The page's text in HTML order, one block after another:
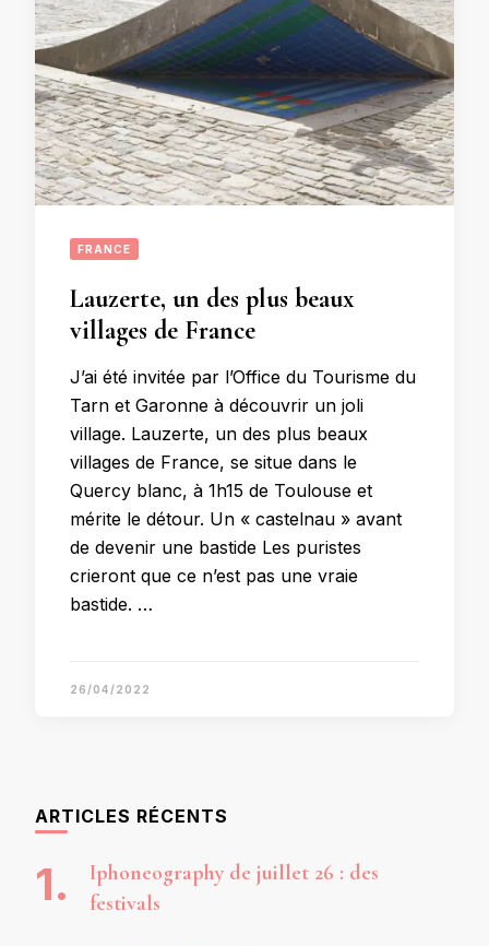
FRANCE
Lauzerte, un des plus beaux
villages de France
J’ai été invitée par l’Office du Tourisme du
Tarn et Garonne à découvrir un joli
village. Lauzerte, un des plus beaux
villages de France, se situe dans le
Quercy blanc, à 1h15 de Toulouse et
mérite le détour. Un « castelnau » avant
de devenir une bastide Les puristes
crieront que ce n’est pas une vraie
bastide. …
26/04/2022
ARTICLES RÉCENTS
Iphoneography de juillet 26 : des
festivals